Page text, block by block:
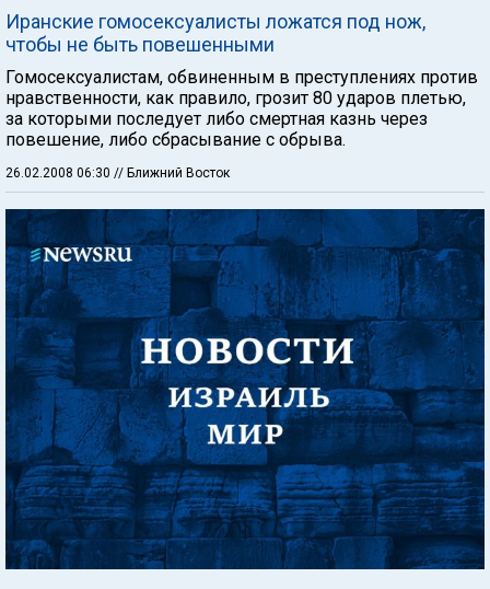
Иранские гомосексуалисты ложатся под нож,
чтобы не быть повешенными
Гомосексуалистам, обвиненным в преступлениях против
нравственности, как правило, грозит 80 ударов плетью,
за которыми последует либо смертная казнь через
повешение, либо сбрасывание с обрыва.
26.02.2008 06:30 // Ближний Восток